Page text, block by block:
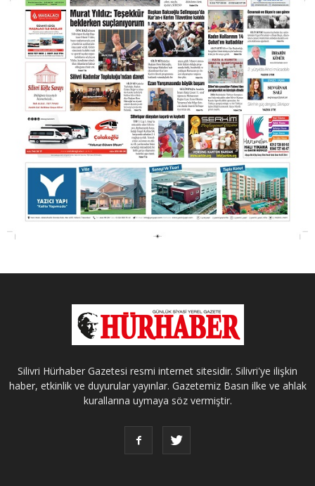
Silivri Hürhaber Gazetesi resmi internet sitesidir. Silivri'ye ilişkin
haber, etkinlik ve duyurular yayınlar. Gazetemiz Basın ilke ve ahlak
kurallarına uymaya söz vermiştir.